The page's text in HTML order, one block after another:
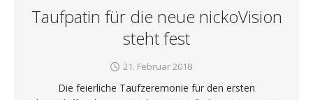
Taufpatin für die neue nickoVision
steht fest
21. Februar 2018
Die feierliche Taufzeremonie für den ersten